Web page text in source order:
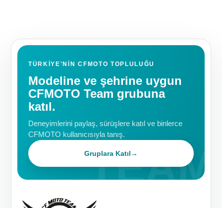
TÜRKIYE'NIN CFMOTO TOPLULUĞU
Modeline ve şehrine uygun
CFMOTO Team grubuna
katıl.
Deneyimlerini paylaş, sürüşlere katıl ve binlerce
CFMOTO kullanıcısıyla tanış.
Gruplara Katıl→